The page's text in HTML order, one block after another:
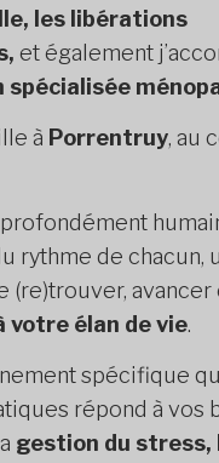
les libérations
et également
spécialisée
à Porrentruy, au
profondément
rythme de chacun,
(re)trouver, avancer
votre élan de vie.
spécifique
répond à vos
gestion du stress,